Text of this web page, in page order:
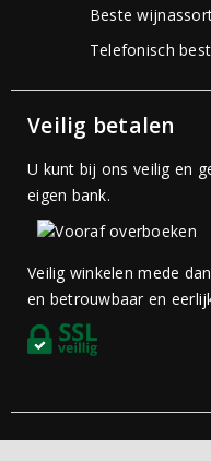
Beste
Telefonisch
Veilig betalen
U kunt bij ons veilig en
eigen bank.
Veilig winkelen mede
en betrouwbaar en